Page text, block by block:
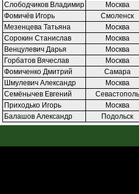
Слободчиков Владимир
Москва
Фомичёв Игорь
Смоленск
Мезенцева Татьяна
Москва
Сорокин Станислав
Москва
Венцулевич Дарья
Москва
Горбатов Вячеслав
Москва
Фомиченко Дмитрий
Самара
Шмулевич Александр
Москва
Семёнычев Евгений
Севастополь
Приходько Игорь
Москва
Балашов Александр
Подольск